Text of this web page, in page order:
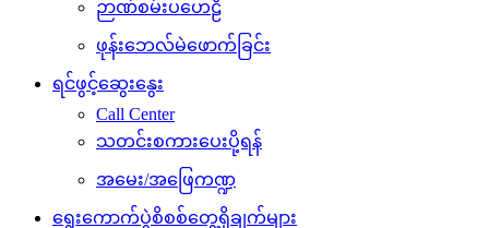
ဉာဏ်စမ်းပဟေဠိ
ဖုန်းဘေလ်မဲဖောက်ခြင်း
ရင်ဖွင့်ဆွေးနွေး
Call Center
သတင်းစကားပေးပို့ရန်
အမေး/အဖြေကဏ္ဍ
ရွေးကောက်ပွဲစိစစ်တွေ့ရှိချက်များ